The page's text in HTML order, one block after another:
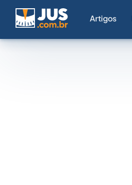
Artigos